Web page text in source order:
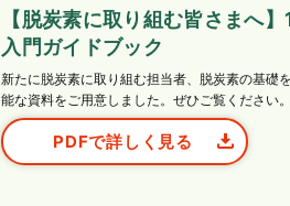
【脱炭素に取り組む皆さまへ
入門ガイドブック
新たに脱炭素に取り組む担当者、脱炭素の基礎
能な資料をご用意しました。ぜひご覧ください。
PDFで詳しく見る